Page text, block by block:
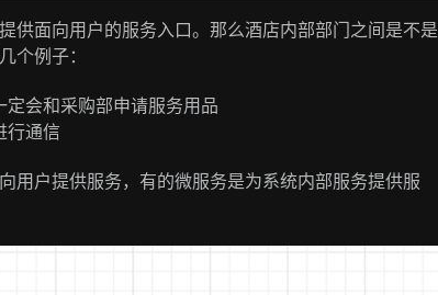
供面向用户的服务入口。那么酒店内部部门之间是不是
个例子：
会和采购部申请服务用品
行通信
用户提供服务，有的微服务是为系统内部服务提供服